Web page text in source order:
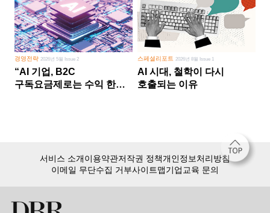
경영전략 2026년 5월 Issue 2
“AI 기업, B2C
구독요금제로는 수익 한계
스페셜리포트 2026년 8월 Issue 1
AI 시대, 철학이 다시
호출되는 이유
서비스 소개이용약관저작권 정책개인정보처리방침
이메일 무단수집 거부사이트맵기업교육 문의